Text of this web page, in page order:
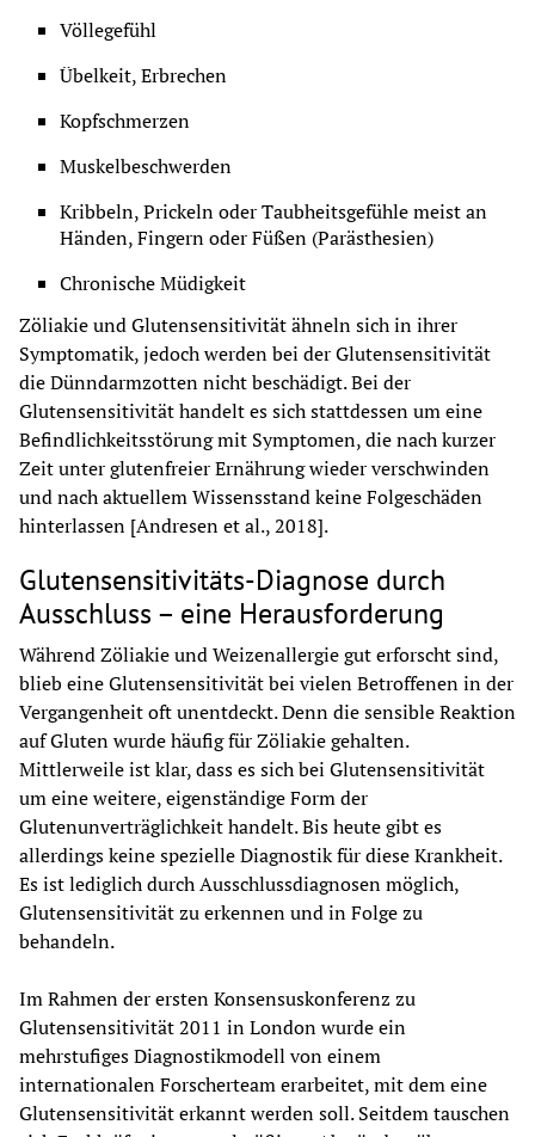
Völlegefühl
Übelkeit, Erbrechen
Kopfschmerzen
Muskelbeschwerden
Kribbeln, Prickeln oder Taubheitsgefühle meist an
Händen, Fingern oder Füßen (Parästhesien)
Chronische Müdigkeit
Zöliakie und Glutensensitivität ähneln sich in ihrer
Symptomatik, jedoch werden bei der Glutensensitivität
die Dünndarmzotten nicht beschädigt. Bei der
Glutensensitivität handelt es sich stattdessen um eine
Befindlichkeitsstörung mit Symptomen, die nach kurzer
Zeit unter glutenfreier Ernährung wieder verschwinden
und nach aktuellem Wissensstand keine Folgeschäden
hinterlassen [Andresen et al., 2018].
Glutensensitivitäts-Diagnose durch
Ausschluss – eine Herausforderung
Während Zöliakie und Weizenallergie gut erforscht sind,
blieb eine Glutensensitivität bei vielen Betroffenen in der
Vergangenheit oft unentdeckt. Denn die sensible Reaktion
auf Gluten wurde häufig für Zöliakie gehalten.
Mittlerweile ist klar, dass es sich bei Glutensensitivität
um eine weitere, eigenständige Form der
Glutenunverträglichkeit handelt. Bis heute gibt es
allerdings keine spezielle Diagnostik für diese Krankheit.
Es ist lediglich durch Ausschlussdiagnosen möglich,
Glutensensitivität zu erkennen und in Folge zu
behandeln.
Im Rahmen der ersten Konsensuskonferenz zu
Glutensensitivität 2011 in London wurde ein
mehrstufiges Diagnostikmodell von einem
internationalen Forscherteam erarbeitet, mit dem eine
Glutensensitivität erkannt werden soll. Seitdem tauschen